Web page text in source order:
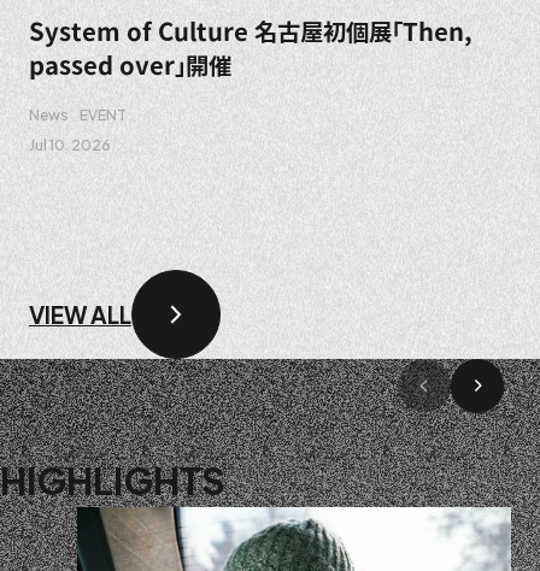
System of Culture 名古屋初個展「Then,
passed over」開催
News
EVENT
Jul 10. 2026
VIEW ALL
HIGHLIGHTS